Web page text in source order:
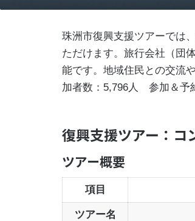
珠洲市復興支援ツアーでは
ただけます。旅行会社（団
能です。地域住民との交流
加者数：5,796人 参加＆予
復興支援ツアー：コ
ツアー概要
項目
ツアー名